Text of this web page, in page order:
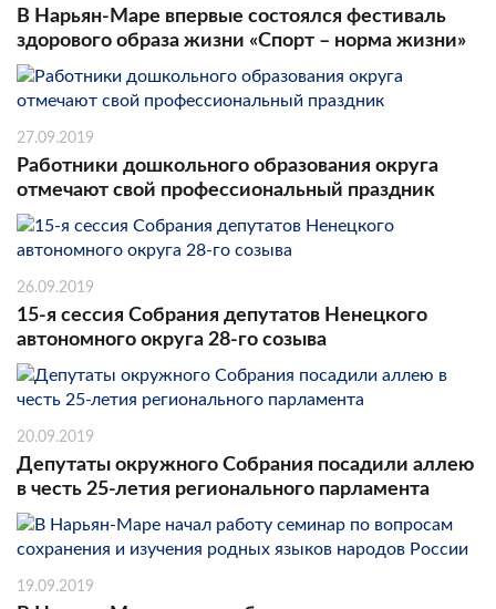
В Нарьян-Маре впервые состоялся фестиваль
здорового образа жизни «Спорт – норма жизни»
27.09.2019
Работники дошкольного образования округа
отмечают свой профессиональный праздник
26.09.2019
15-я сессия Собрания депутатов Ненецкого
автономного округа 28-го созыва
20.09.2019
Депутаты окружного Собрания посадили аллею
в честь 25-летия регионального парламента
19.09.2019